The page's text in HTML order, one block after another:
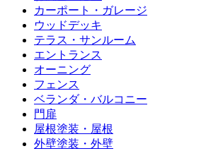
カーポート・ガレージ
ウッドデッキ
テラス・サンルーム
エントランス
オーニング
フェンス
ベランダ・バルコニー
門扉
屋根塗装・屋根
外壁塗装・外壁